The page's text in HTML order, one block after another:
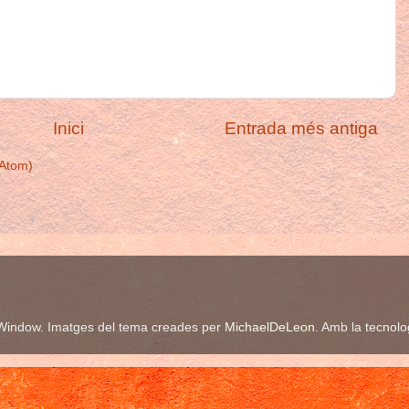
Entrada més antiga
Inici
Imatges del tema creades per MichaelDeLeon. Amb la